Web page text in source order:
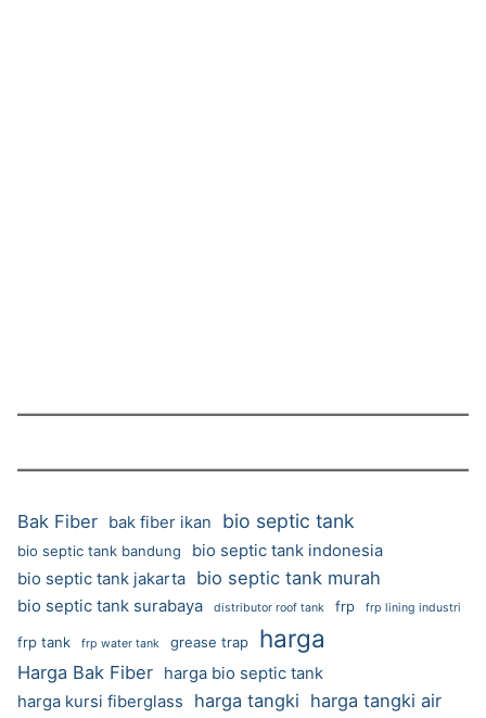
Bak Fiber bak fiber ikan bio septic tank
bio septic tank bandung
bio septic tank indonesia
bio septic tank jakarta
bio septic tank murah
bio septic tank surabaya distributor roof tank frp frp lining industri
frp tank frp water tank grease trap harga
Harga Bak Fiber
harga bio septic tank
harga kursi fiberglass
harga tangki harga tangki air